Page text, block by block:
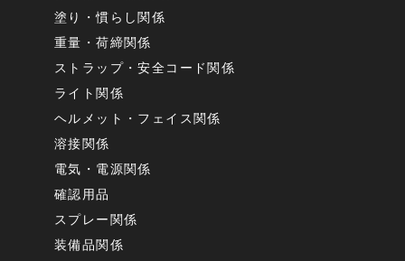
塗り・慣らし関係
重量・荷締関係
ストラップ・安全コード関係
ライト関係
ヘルメット・フェイス関係
溶接関係
電気・電源関係
確認用品
スプレー関係
装備品関係